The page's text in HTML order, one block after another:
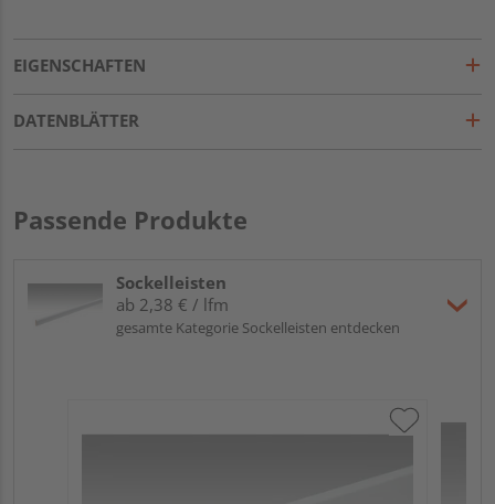
EIGENSCHAFTEN
DATENBLÄTTER
Passende Produkte
Sockelleisten
ab 2,38 € / lfm
gesamte Kategorie Sockelleisten entdecken